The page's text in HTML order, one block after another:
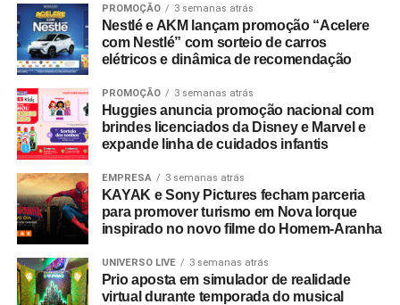
PROMOÇÃO 3 semanas atrás
Nestlé e AKM lançam promoção “Acelere
com Nestlé” com sorteio de carros
elétricos e dinâmica de recomendação
PROMOÇÃO 3 semanas atrás
Huggies anuncia promoção nacional com
brindes licenciados da Disney e Marvel e
expande linha de cuidados infantis
EMPRESA 3 semanas atrás
KAYAK e Sony Pictures fecham parceria
para promover turismo em Nova Iorque
inspirado no novo filme do Homem-Aranha
UNIVERSO LIVE 3 semanas atrás
Prio aposta em simulador de realidade
virtual durante temporada do musical